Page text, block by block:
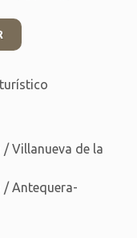
Villanueva de la
/ Antequera-